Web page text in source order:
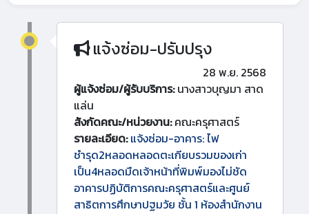
แจ้งซ่อม-ปรับปรุง
28 พ.ย. 2568
ผู้แจ้งซ่อม/ผู้รับบริการ:นางสาวบุญมา สาด
แล่น
สังกัดคณะ/หน่วยงาน:คณะครุศาสตร์
รายละเอียด: แจ้งซ่อม-อาคาร: ไฟ
ชำรุด2หลอดหลอดตะเกียบรวมของเก่า
เป็น4หลอดมืดเจ้าหน้าที่พิมพ์มองไม่ชัด
อาคารปฏิบัติการคณะครุศาสตร์และศูนย์
สาธิตการศึกษาปฐมวัย ชั้น 1 ห้องสำนักงาน